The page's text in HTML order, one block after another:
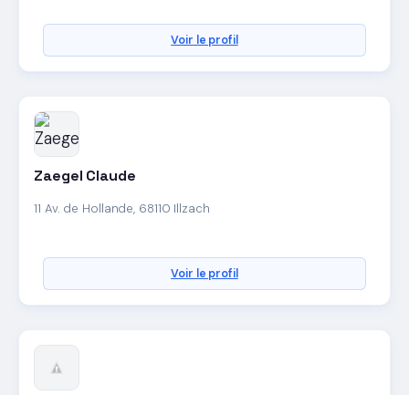
Voir le profil
Zaegel Claude
11 Av. de Hollande, 68110 Illzach
Voir le profil